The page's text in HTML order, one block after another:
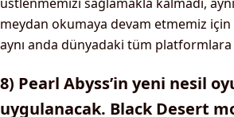
meydan okumaya devam etmemiz
aynı anda dünyadaki tüm
8) Pearl Abyss’in yeni nesil
uygulanacak. Black Desert